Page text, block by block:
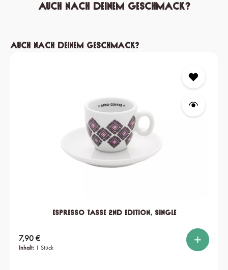
Auch nach deinem Geschmack?
Produktgalerie überspringen
Auch nach deinem Geschmack?
Espresso Tasse 2nd edition, single
Inhalt: 1 Stück
Regulärer Preis:
7,90 €